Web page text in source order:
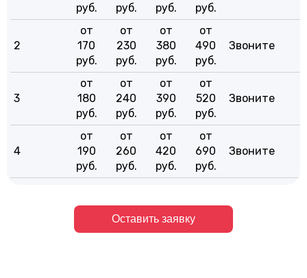
руб.
руб.
руб.
руб.
2
от
170
руб.
от
230
руб.
от
380
руб.
от
490
руб.
Звоните
3
от
180
руб.
от
240
руб.
от
390
руб.
от
520
руб.
Звоните
4
от
190
руб.
от
260
руб.
от
420
руб.
от
690
руб.
Звоните
Оставить заявку